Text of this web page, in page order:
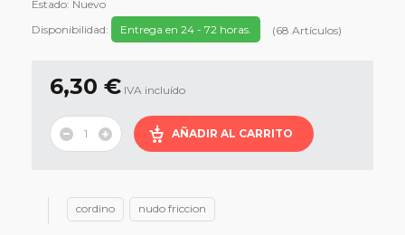
Estado: Nuevo
Disponibilidad:
Entrega en 24 - 72 horas. (68 Artículos)
6,30 € IVA incluído
AÑADIR AL CARRITO
cordino nudo friccion